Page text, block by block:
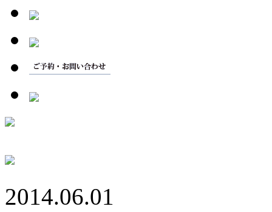
2014.06.01